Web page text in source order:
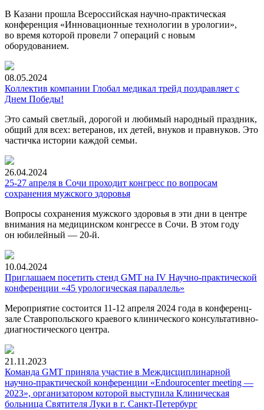
В Казани прошла Всероссийская научно-практическая
конференция «Инновационные технологии в урологии»,
во время которой провели 7 операций с новым
оборудованием.
08.05.2024
Коллектив компании Глобал медикал трейд поздравляет с
Днем Победы!
Это самый светлый, дорогой и любимый народный праздник,
общий для всех: ветеранов, их детей, внуков и правнуков. Это
частичка истории каждой семьи.
26.04.2024
25-27 апреля в Сочи проходит конгресс по вопросам
сохранения мужского здоровья
Вопросы сохранения мужского здоровья в эти дни в центре
внимания на медицинском конгрессе в Сочи. В этом году
он юбилейный — 20-й.
10.04.2024
Приглашаем посетить стенд GMT на IV Научно-практической
конференции «45 урологическая параллель»
Мероприятие состоится 11-12 апреля 2024 года в конференц-
зале Ставропольского краевого клинического консультативно-
диагностического центра.
21.11.2023
Команда GMT приняла участие в Междисциплинарной
научно-практической конференции «Endourocenter meeting —
2023», организатором которой выступила Клиническая
больница Святителя Луки в г. Санкт-Петербург